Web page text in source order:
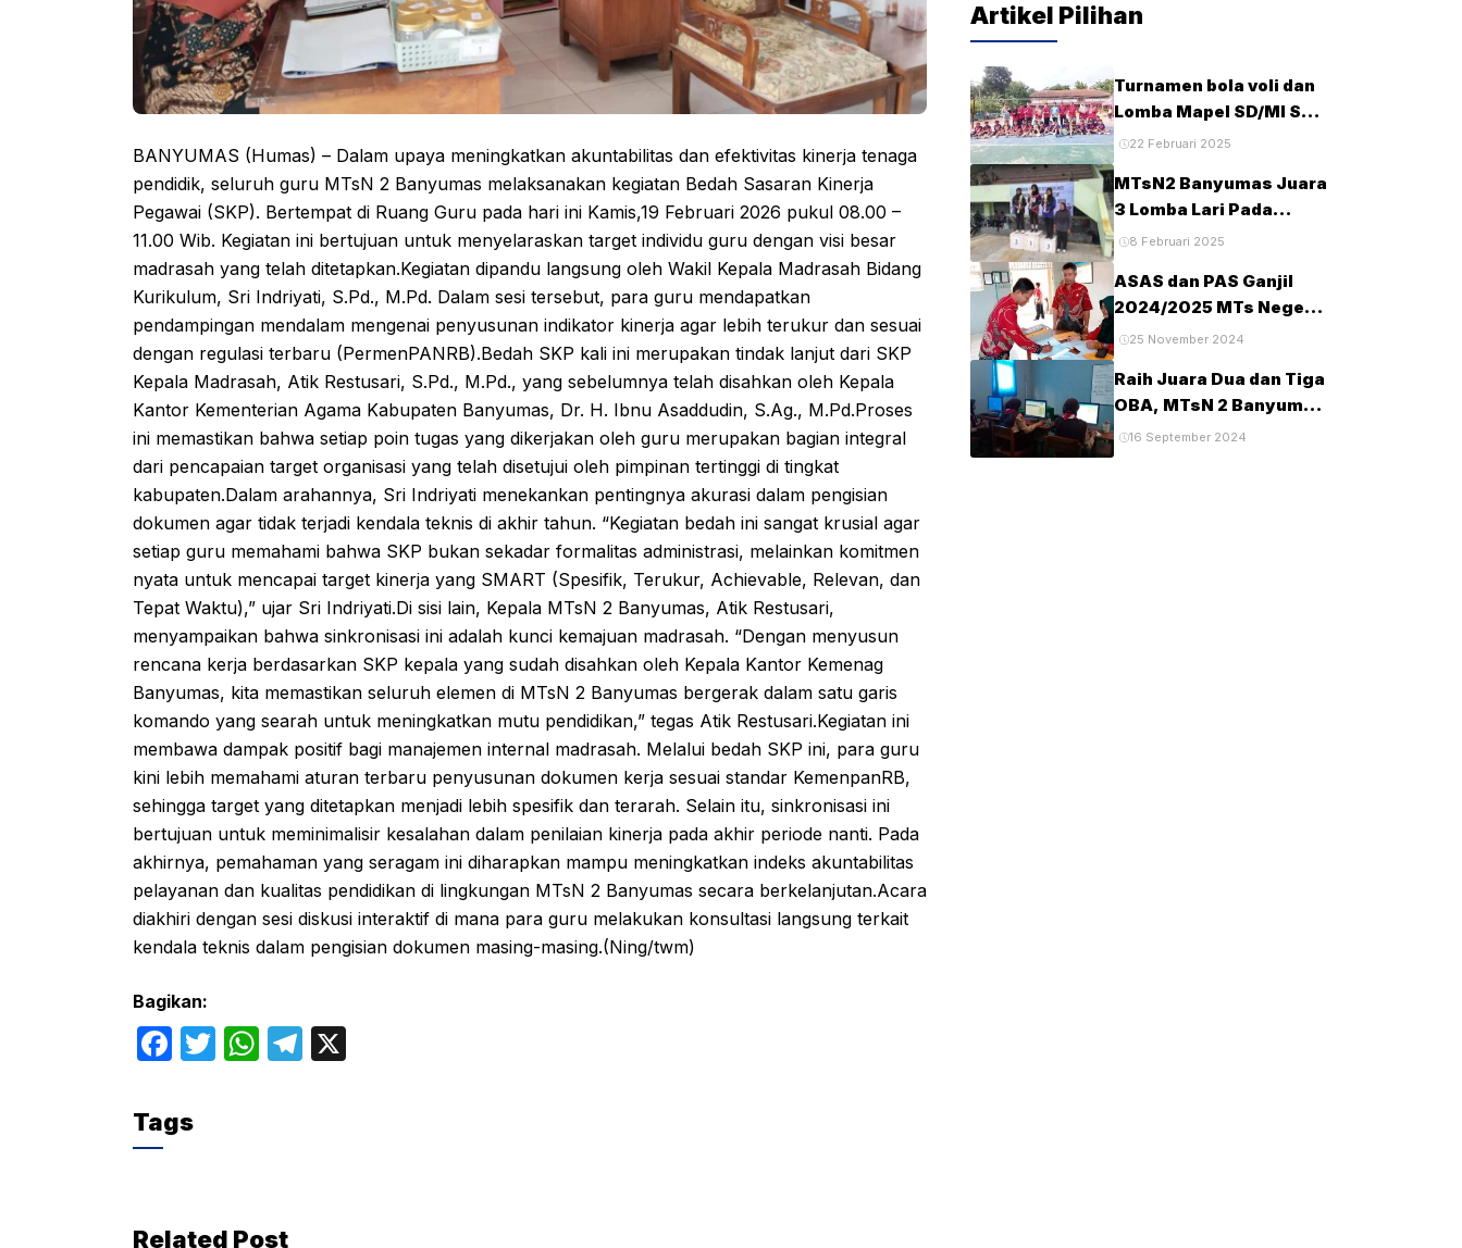
BANYUMAS (Humas) – Dalam upaya meningkatkan akuntabilitas dan efektivitas kinerja tenaga
pendidik, seluruh guru MTsN 2 Banyumas melaksanakan kegiatan Bedah Sasaran Kinerja
Pegawai (SKP). Bertempat di Ruang Guru pada hari ini Kamis,19 Februari 2026 pukul 08.00 –
11.00 Wib. Kegiatan ini bertujuan untuk menyelaraskan target individu guru dengan visi besar
madrasah yang telah ditetapkan.Kegiatan dipandu langsung oleh Wakil Kepala Madrasah Bidang
Kurikulum, Sri Indriyati, S.Pd., M.Pd. Dalam sesi tersebut, para guru mendapatkan
pendampingan mendalam mengenai penyusunan indikator kinerja agar lebih terukur dan sesuai
dengan regulasi terbaru (PermenPANRB).Bedah SKP kali ini merupakan tindak lanjut dari SKP
Kepala Madrasah, Atik Restusari, S.Pd., M.Pd., yang sebelumnya telah disahkan oleh Kepala
Kantor Kementerian Agama Kabupaten Banyumas, Dr. H. Ibnu Asaddudin, S.Ag., M.Pd.Proses
ini memastikan bahwa setiap poin tugas yang dikerjakan oleh guru merupakan bagian integral
dari pencapaian target organisasi yang telah disetujui oleh pimpinan tertinggi di tingkat
kabupaten.Dalam arahannya, Sri Indriyati menekankan pentingnya akurasi dalam pengisian
dokumen agar tidak terjadi kendala teknis di akhir tahun. “Kegiatan bedah ini sangat krusial agar
setiap guru memahami bahwa SKP bukan sekadar formalitas administrasi, melainkan komitmen
nyata untuk mencapai target kinerja yang SMART (Spesifik, Terukur, Achievable, Relevan, dan
Tepat Waktu),” ujar Sri Indriyati.Di sisi lain, Kepala MTsN 2 Banyumas, Atik Restusari,
menyampaikan bahwa sinkronisasi ini adalah kunci kemajuan madrasah. “Dengan menyusun
rencana kerja berdasarkan SKP kepala yang sudah disahkan oleh Kepala Kantor Kemenag
Banyumas, kita memastikan seluruh elemen di MTsN 2 Banyumas bergerak dalam satu garis
komando yang searah untuk meningkatkan mutu pendidikan,” tegas Atik Restusari.Kegiatan ini
membawa dampak positif bagi manajemen internal madrasah. Melalui bedah SKP ini, para guru
kini lebih memahami aturan terbaru penyusunan dokumen kerja sesuai standar KemenpanRB,
sehingga target yang ditetapkan menjadi lebih spesifik dan terarah. Selain itu, sinkronisasi ini
bertujuan untuk meminimalisir kesalahan dalam penilaian kinerja pada akhir periode nanti. Pada
akhirnya, pemahaman yang seragam ini diharapkan mampu meningkatkan indeks akuntabilitas
pelayanan dan kualitas pendidikan di lingkungan MTsN 2 Banyumas secara berkelanjutan.Acara
diakhiri dengan sesi diskusi interaktif di mana para guru melakukan konsultasi langsung terkait
kendala teknis dalam pengisian dokumen masing-masing.(Ning/twm)
Bagikan:
F
c
e
T
W T
Tags
Related Post
Artikel Pilihan
Turnamen bola voli dan
Lomba Mapel SD/MI Se-
kecamatan Tambak
Banyumas
22 Februari 2025
MTsN2 Banyumas Juara
3 Lomba Lari Pada
Porseni MTs Tingkat
Tahun 2025
8 Februari 2025
ASAS dan PAS Ganjil
2024/2025 MTs Negeri
2 Banyumas
Lancar
25 November 2024
Raih Juara Dua dan Tiga
OBA, MTsN 2 Banyumas
Lanjut Tingkat Provinsi
16 September 2024